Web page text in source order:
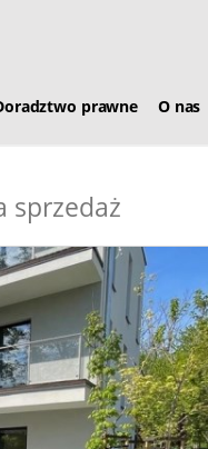
prawne O nas
sprzedaż